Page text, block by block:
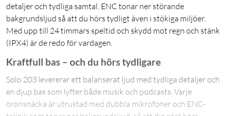
detaljer och tydliga samtal. ENC tonar ner störande
bakgrundsljud så att du hörs tydligt även i stökiga miljöer.
Med upp till 24 timmars speltid och skydd mot regn och stänk
(IPX4) är de redo för vardagen.
Kraftfull bas – och du hörs tydligare
Solo 203 levererar ett balanserat ljud med tydliga detaljer och
en djup bas som lyfter både musik och podcasts. Varje
öronsnäcka är utrustad med dubbla mikrofoner och ENC-